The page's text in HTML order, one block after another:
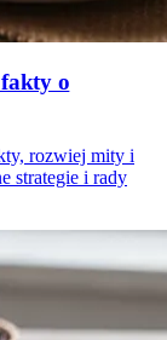
o
rozwiej mity i
strategie i rady